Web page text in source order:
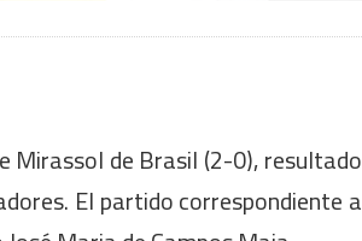
de Brasil (2-0), resultado
El partido correspondiente a